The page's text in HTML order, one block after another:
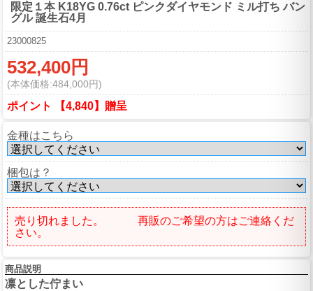
限定１本 K18YG 0.76ct ピンクダイヤモンド ミル打ち バン
グル 誕生石4月
23000825
532,400円
(本体価格:484,000円)
ポイント 【4,840】贈呈
金種はこちら
梱包は？
売り切れました。 再販のご希望の方はご連絡くだ
さい。
商品説明
凛とした佇まい